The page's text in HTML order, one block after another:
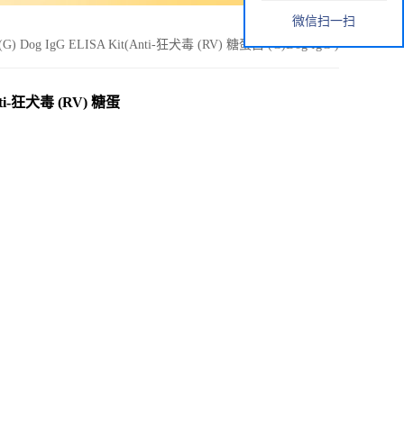
Dog IgG ELISA Kit(Anti-狂犬毒 (RV) 糖蛋白 (G)Dog IgG )
狂犬毒 (RV) 糖蛋
微信扫一扫